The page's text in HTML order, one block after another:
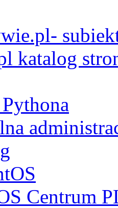
katalog
Centrum